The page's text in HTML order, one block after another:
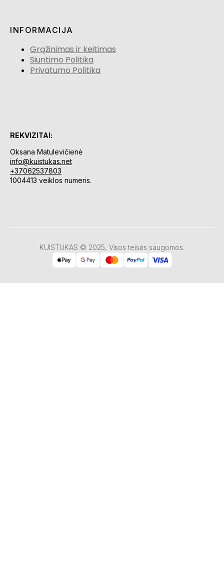
INFORMACIJA
Grąžinimas ir keitimas
Siuntimo Politika
Privatumo Politika
REKVIZITAI:
Oksana Matulevičienė
info@kuistukas.net
+37062537803
1004413 veiklos numeris.
KUISTUKAS © 2025, Visos teisės saugomos.